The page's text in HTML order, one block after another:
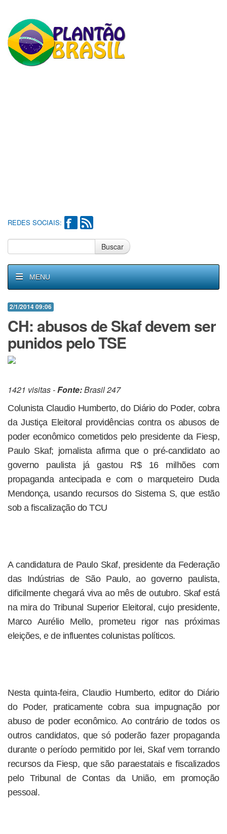
REDES SOCIAIS:
Buscar
MENU
2/1/2014 09:06
CH: abusos de Skaf devem ser
punidos pelo TSE
1421 visitas -Fonte:Brasil 247
Colunista Claudio Humberto, do Diário do Poder, cobra
da Justiça Eleitoral providências contra os abusos de
poder econômico cometidos pelo presidente da Fiesp,
Paulo Skaf; jornalista afirma que o pré-candidato ao
governo paulista já gastou R$ 16 milhões com
propaganda antecipada e com o marqueteiro Duda
Mendonça, usando recursos do Sistema S, que estão
sob a fiscalização do TCU
A candidatura de Paulo Skaf, presidente da Federação
das Indústrias de São Paulo, ao governo paulista,
dificilmente chegará viva ao mês de outubro. Skaf está
na mira do Tribunal Superior Eleitoral, cujo presidente,
Marco Aurélio Mello, prometeu rigor nas próximas
eleições, e de influentes colunistas políticos.
Nesta quinta-feira, Claudio Humberto, editor do Diário
do Poder, praticamente cobra sua impugnação por
abuso de poder econômico. Ao contrário de todos os
outros candidatos, que só poderão fazer propaganda
durante o período permitido por lei, Skaf vem torrando
recursos da Fiesp, que são paraestatais e fiscalizados
pelo Tribunal de Contas da União, em promoção
pessoal.